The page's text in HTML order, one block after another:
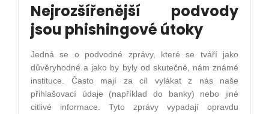
Nejrozšířenější podvody
jsou phishingové útoky
Jedná se o podvodné zprávy, které se tváří jako
důvěryhodné a jako by byly od skutečné, nám známé
instituce. Často mají za cíl vylákat z nás naše
přihlašovací údaje (například do banky) nebo jiné
citlivé informace. Tyto zprávy vypadají opravdu